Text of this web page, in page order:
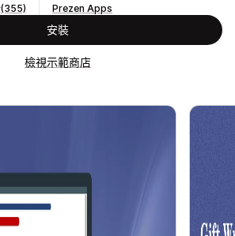
(355)
Prezen Apps
安裝
檢視示範商店